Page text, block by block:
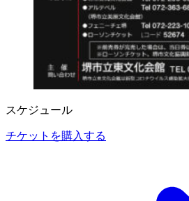
スケジュール
チケットを購入する